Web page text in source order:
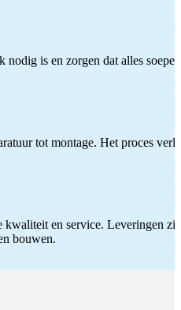
is en zorgen dat alles
tot montage. Het proces
en service. Leveringen
bouwen.